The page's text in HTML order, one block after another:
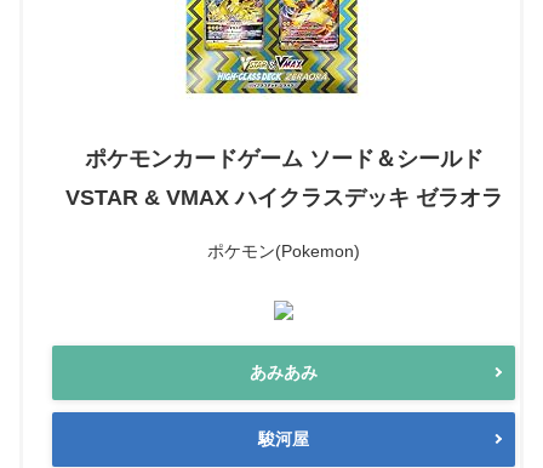
ポケモンカードゲーム ソード＆シールド
VSTAR & VMAX ハイクラスデッキ ゼラオラ
ポケモン(Pokemon)
あみあみ
駿河屋